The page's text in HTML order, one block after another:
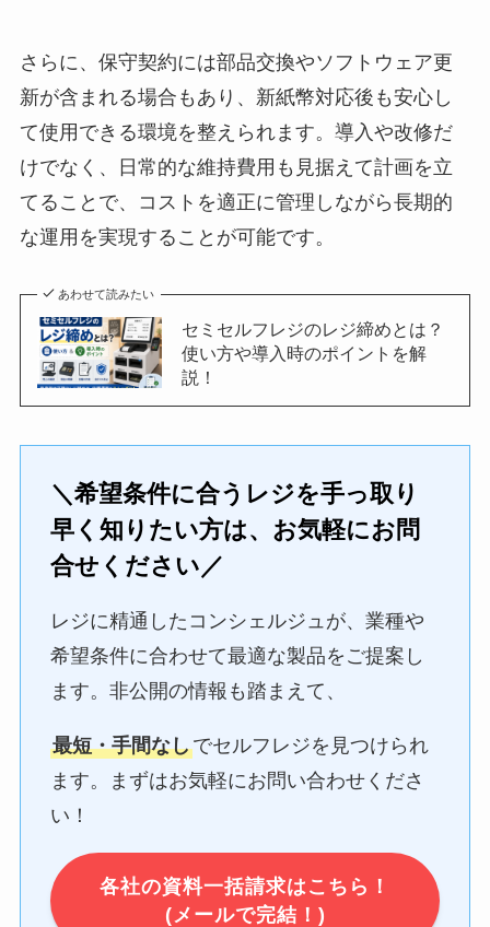
さらに、保守契約には部品交換やソフトウェア更
新が含まれる場合もあり、新紙幣対応後も安心し
て使用できる環境を整えられます。導入や改修だ
けでなく、日常的な維持費用も見据えて計画を立
てることで、コストを適正に管理しながら長期的
な運用を実現することが可能です。
あわせて読みたい
セミセルフレジのレジ締めとは？
使い方や導入時のポイントを解
説！
＼希望条件に合うレジを手っ取り
早く知りたい方は、お気軽にお問
合せください／
レジに精通したコンシェルジュが、業種や
希望条件に合わせて最適な製品をご提案し
ます。非公開の情報も踏まえて、
最短・手間なしでセルフレジを見つけられ
ます。まずはお気軽にお問い合わせくださ
い！
各社の資料一括請求はこちら！
(メールで完結！)